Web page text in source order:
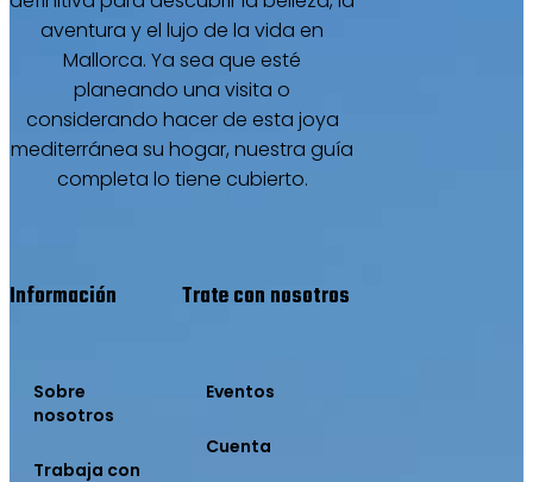
aventura y el lujo de la vida en
Mallorca. Ya sea que esté
planeando una visita o
considerando hacer de esta joya
mediterránea su hogar, nuestra guía
completa lo tiene cubierto.
Información
Sobre
nosotros
Trabaja con
Trate con nosotros
Eventos
Cuenta